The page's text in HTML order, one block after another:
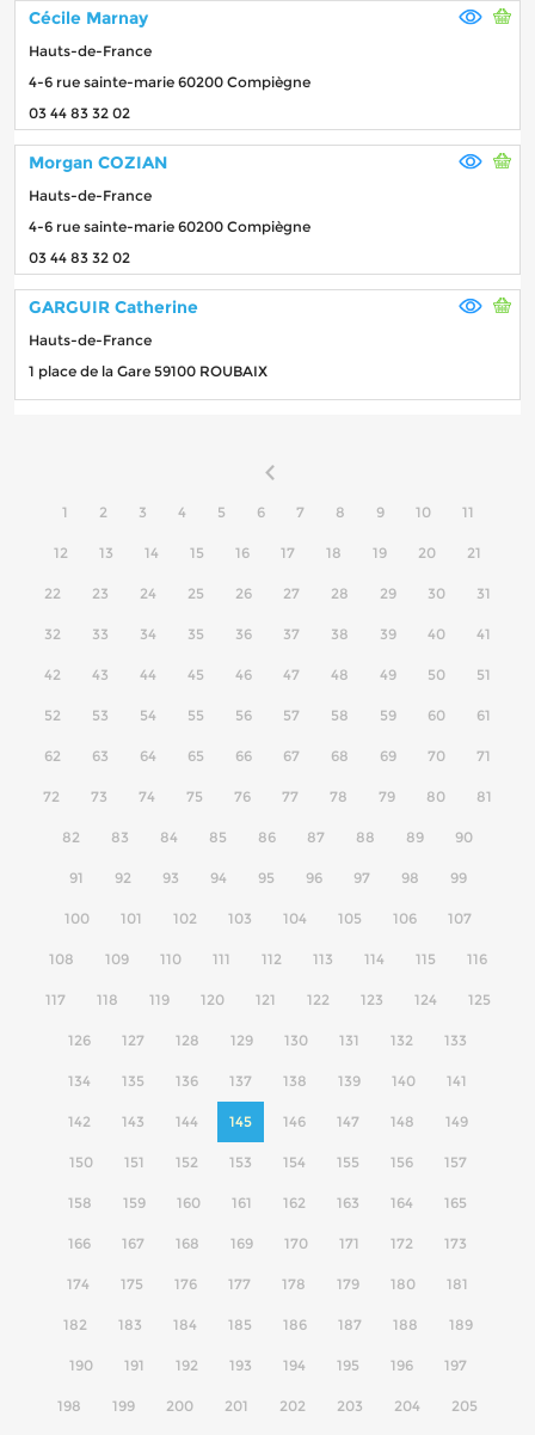
Cécile Marnay
Hauts-de-France
4-6 rue sainte-marie 60200 Compiègne
03 44 83 32 02
Morgan COZIAN
Hauts-de-France
4-6 rue sainte-marie 60200 Compiègne
03 44 83 32 02
GARGUIR Catherine
Hauts-de-France
1 place de la Gare 59100 ROUBAIX
1 2 3 4 5 6 7 8 9 10 11
12 13 14 15 16 17 18 19 20 21
22 23 24 25 26 27 28 29 30 31
32 33 34 35 36 37 38 39 40 41
42 43 44 45 46 47 48 49 50 51
52 53 54 55 56 57 58 59 60 61
62 63 64 65 66 67 68 69 70 71
72 73 74 75 76 77 78 79 80 81
82 83 84 85 86 87 88 89 90
91 92 93 94 95 96 97 98 99
100 101 102 103 104 105 106 107
108 109 110 111 112 113 114 115 116
117 118 119 120 121 122 123 124 125
126 127 128 129 130 131 132 133
134 135 136 137 138 139 140 141
142 143 144 145 146 147 148 149
150 151 152 153 154 155 156 157
158 159 160 161 162 163 164 165
166 167 168 169 170 171 172 173
174 175 176 177 178 179 180 181
182 183 184 185 186 187 188 189
190 191 192 193 194 195 196 197
198 199 200 201 202 203 204 205